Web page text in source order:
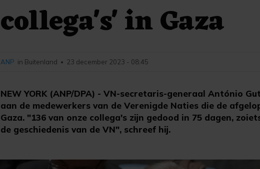
collega's' in Gaza
NEW YORK (ANP/DPA) - VN-secretaris-generaal António
aan de medewerkers van de Verenigde Naties die de
Gaza. "136 van onze collega's zijn gedood in 75 dagen,
de geschiedenis van de VN", schreef hij.
ANP in Buitenland • 23 december 2023 - 08:45